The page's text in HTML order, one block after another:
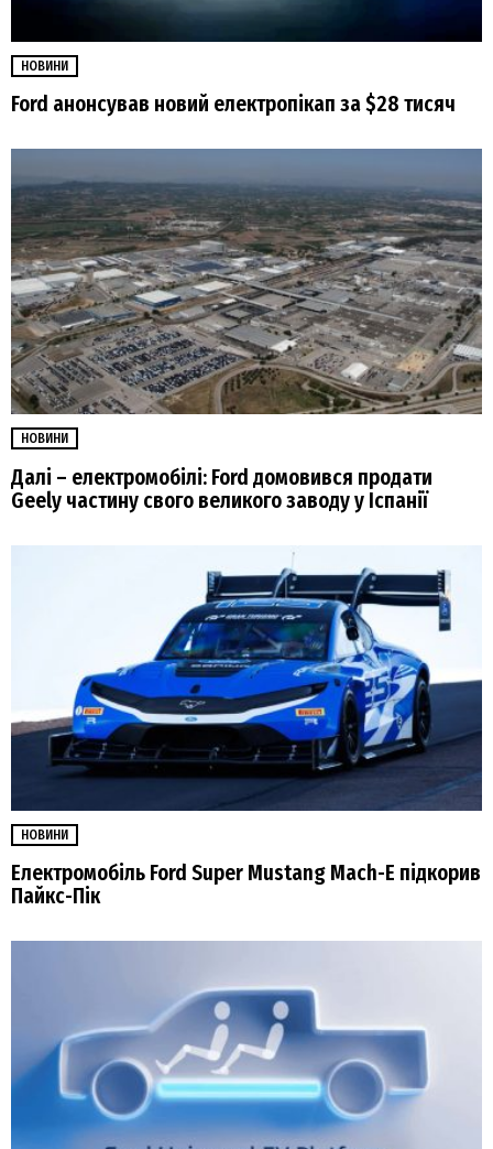
НОВИНИ
Ford анонсував новий електропікап за $28 тисяч
НОВИНИ
Далі – електромобілі: Ford домовився продати
Geely частину свого великого заводу у Іспанії
НОВИНИ
Електромобіль Ford Super Mustang Mach-E підкорив
Пайкс-Пік